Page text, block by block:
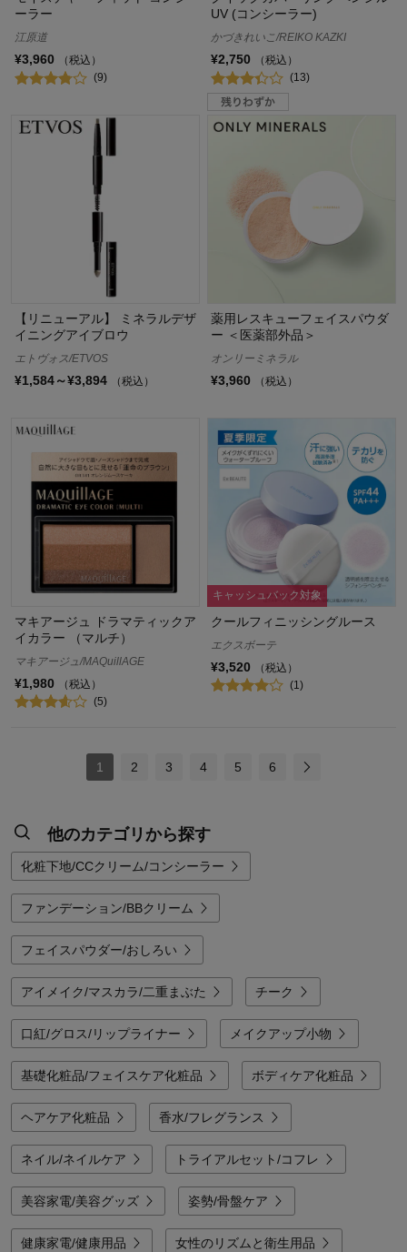
ーラー
江原道
¥3,960
（税込）
(9)
UV (コンシーラー)
かづきれいこ/REIKO KAZKI
¥2,750
（税込）
(13)
【リニューアル】 ミネラルデザ
イニングアイブロウ
エトヴォス/ETVOS
¥1,584～¥3,894 （税込）
薬用レスキューフェイスパウダ
ー ＜医薬部外品＞
オンリーミネラル
¥3,960 （税込）
マキアージュ ドラマティックア
イカラー （マルチ）
マキアージュ/MAQuillAGE
¥1,980
（税込）
(5)
キャッシュバック対象
クールフィニッシングルース
エクスボーテ
¥3,520
（税込）
(1)
1 2 3 4 5 6
他のカテゴリから探す
化粧下地/CCクリーム/コンシーラー
ファンデーション/BBクリーム
フェイスパウダー/おしろい
アイメイク/マスカラ/二重まぶた チーク
口紅/グロス/リップライナー メイクアップ小物
基礎化粧品/フェイスケア化粧品 ボディケア化粧品
ヘアケア化粧品 香水/フレグランス
ネイル/ネイルケア トライアルセット/コフレ
美容家電/美容グッズ 姿勢/骨盤ケア
健康家電/健康用品 女性のリズムと衛生用品